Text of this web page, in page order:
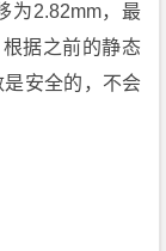
为2.82mm，最
据之前的静态
安全的，不会